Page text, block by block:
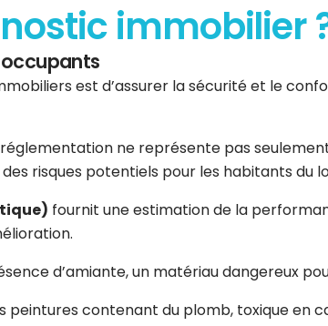
immobilier
est d’assurer la sécurité et le
ne représente pas
risques potentiels pour les habitants du
fournit une estimation de la
d’amiante, un matériau dangereux
peintures contenant du plomb, toxique en